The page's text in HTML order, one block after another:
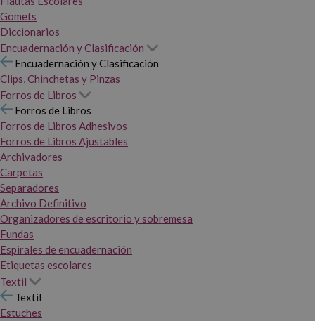
Gomets
Diccionarios
Encuadernación y Clasificación
Encuadernación y Clasificación
Clips, Chinchetas y Pinzas
Forros de Libros
Forros de Libros
Forros de Libros Adhesivos
Forros de Libros Ajustables
Archivadores
Carpetas
Separadores
Archivo Definitivo
Organizadores de escritorio y sobremesa
Fundas
Espirales de encuadernación
Etiquetas escolares
Textil
Textil
Estuches